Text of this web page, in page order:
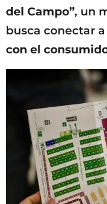
del Campo”, un
busca conectar a
con el